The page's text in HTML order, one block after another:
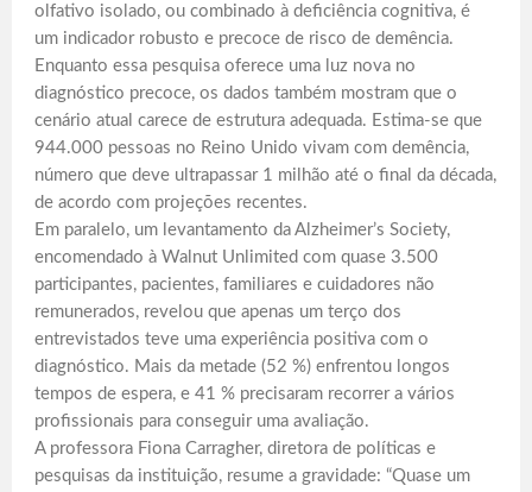
olfativo isolado, ou combinado à deficiência cognitiva, é
um indicador robusto e precoce de risco de demência.
Enquanto essa pesquisa oferece uma luz nova no
diagnóstico precoce, os dados também mostram que o
cenário atual carece de estrutura adequada. Estima-se que
944.000 pessoas no Reino Unido vivam com demência,
número que deve ultrapassar 1 milhão até o final da década,
de acordo com projeções recentes.
Em paralelo, um levantamento da Alzheimer’s Society,
encomendado à Walnut Unlimited com quase 3.500
participantes, pacientes, familiares e cuidadores não
remunerados, revelou que apenas um terço dos
entrevistados teve uma experiência positiva com o
diagnóstico. Mais da metade (52 %) enfrentou longos
tempos de espera, e 41 % precisaram recorrer a vários
profissionais para conseguir uma avaliação.
A professora Fiona Carragher, diretora de políticas e
pesquisas da instituição, resume a gravidade: “Quase um